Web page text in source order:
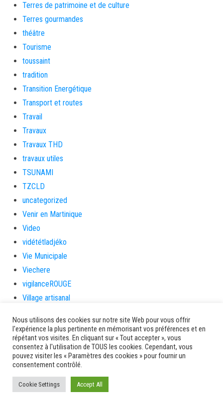
Terres de patrimoine et de culture
Terres gourmandes
théâtre
Tourisme
toussaint
tradition
Transition Energétique
Transport et routes
Travail
Travaux
Travaux THD
travaux utiles
TSUNAMI
TZCLD
uncategorized
Venir en Martinique
Video
vidététladjéko
Vie Municipale
Viechere
vigilanceROUGE
Village artisanal
ville de la trinité
villedelesansesdarlet
voiles
voitures en papier
vote
Yolibébé
Nous utilisons des cookies sur notre site Web pour vous offrir
l'expérience la plus pertinente en mémorisant vos préférences et en
répétant vos visites. En cliquant sur « Tout accepter », vous
consentez à l'utilisation de TOUS les cookies. Cependant, vous
pouvez visiter les « Paramètres des cookies » pour fournir un
consentement contrôlé.
Cookie Settings Accept All